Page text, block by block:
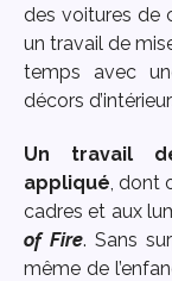
des voitures de
un travail de
temps avec
décors
Un travail
appliqué, dont
cadres et aux
of Fire. Sans
même de